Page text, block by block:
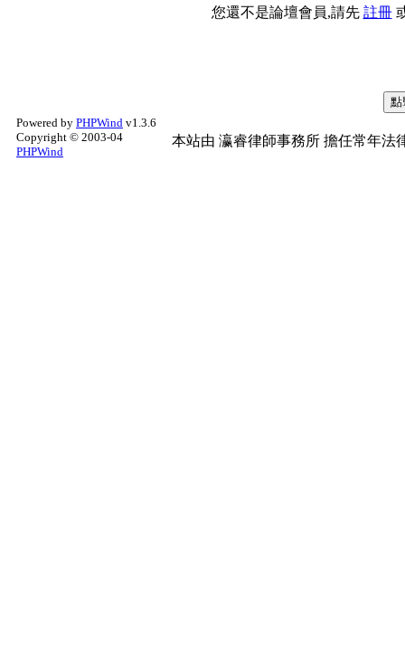
您還不是論壇會員,請先 註冊
Powered by PHPWind v1.3.6
Copyright © 2003-04
PHPWind
本站由 瀛睿律師事務所 擔任常年法